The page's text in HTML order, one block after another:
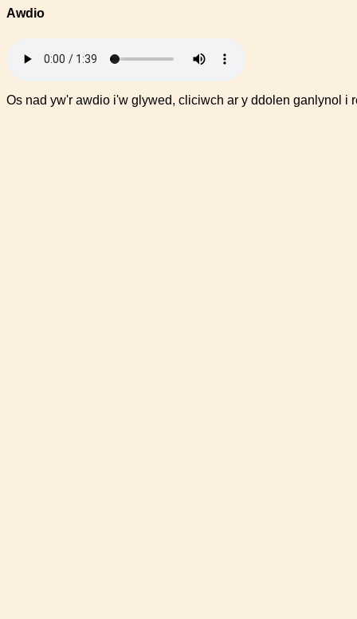
Awdio
Os nad yw'r awdio i'w glywed, cliciwch ar y ddolen ganlynol i